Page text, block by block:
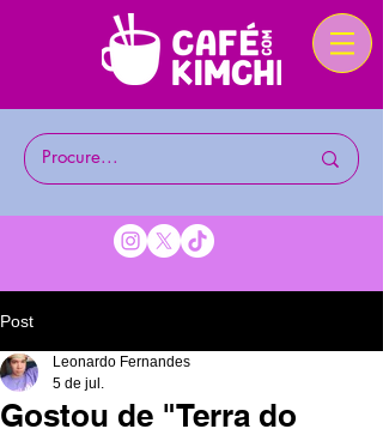
Post
Gostou de "Terra do
Leonardo Fernandes
5 de jul.